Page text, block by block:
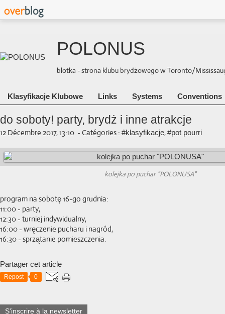
POLONUS
blotka - strona klubu brydżowego w Toronto/
Klasyfikacje Klubowe Links Systems Conventions
do soboty! party, brydż i inne atrakcje
12 Décembre 2017, 13:10 - Catégories : #klasyfikacje,#pot pourri
kolejka po puchar "POLONUSA"
program na sobotę 16-go grudnia:
11:00 - party,
12:30 - turniej indywidualny,
16:00 - wręczenie pucharu i nagród,
16:30 - sprzątanie pomieszczenia.
Partager cet article
Repost 0
S'inscrire à la newsletter